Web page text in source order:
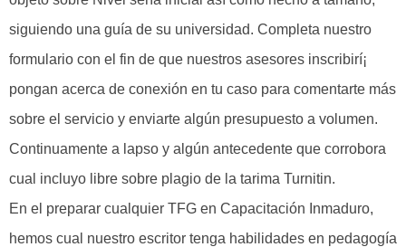
siguiendo una guía de su universidad. Completa nuestro
formulario con el fin de que nuestros asesores inscribirí¡
pongan acerca de conexión en tu caso para comentarte más
sobre el servicio y enviarte algún presupuesto a volumen.
Continuamente a lapso y algún antecedente que corrobora
cual incluyo libre sobre plagio de la tarima Turnitin.
En el preparar cualquier TFG en Capacitación Inmaduro,
hemos cual nuestro escritor tenga habilidades en pedagogía